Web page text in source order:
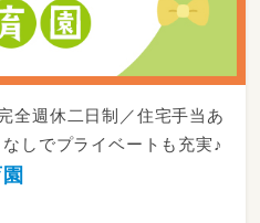
全週休二日制／住宅手当あ
なしでプライベートも充実♪